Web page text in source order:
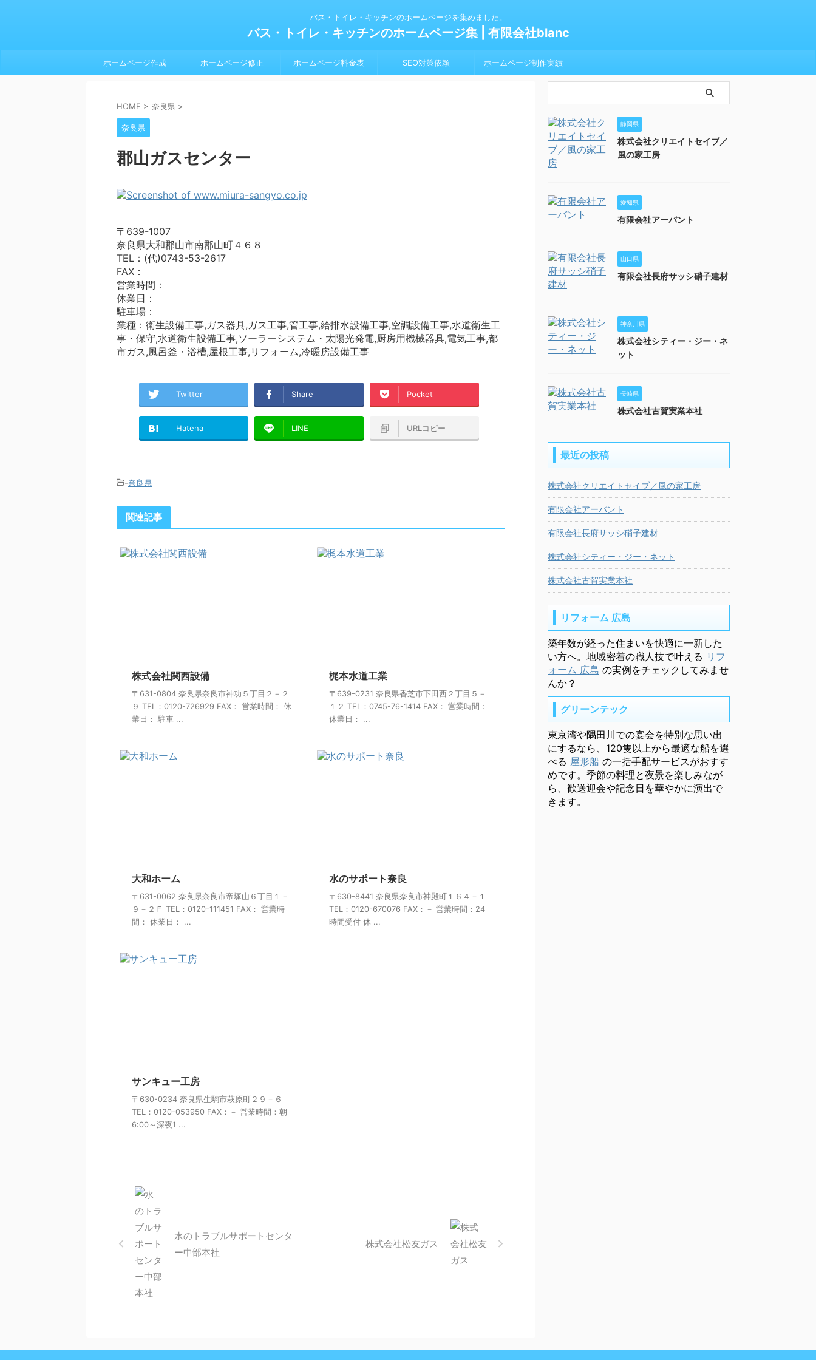
バス・トイレ・キッチンのホームページを集めました。
バス・トイレ・キッチンのホームページ集 | 有限会社blanc
ホームページ作成 ホームページ修正 ホームページ料金表 SEO対策依頼 ホームページ制作実績
HOME > 奈良県 >
奈良県
郡山ガスセンター
〒639-1007
奈良県大和郡山市南郡山町４６８
TEL：(代)0743-53-2617
FAX：
営業時間：
休業日：
駐車場：
業種：衛生設備工事,ガス器具,ガス工事,管工事,給排水設備工事,空調設備工事,水道衛生工
事・保守,水道衛生設備工事,ソーラーシステム・太陽光発電,厨房用機械器具,電気工事,都
市ガス,風呂釜・浴槽,屋根工事,リフォーム,冷暖房設備工事
Twitter Share Pocket
Hatena LINE URLコピー
-奈良県
関連記事
株式会社関西設備
〒631-0804 奈良県奈良市神功５丁目２－２
９ TEL：0120-726929 FAX： 営業時間： 休
業日： 駐車 ...
梶本水道工業
〒639-0231 奈良県香芝市下田西２丁目５－
１２ TEL：0745-76-1414 FAX： 営業時間：
休業日： ...
大和ホーム
〒631-0062 奈良県奈良市帝塚山６丁目１－
９－２Ｆ TEL：0120-111451 FAX： 営業時
間： 休業日： ...
水のサポート奈良
〒630-8441 奈良県奈良市神殿町１６４－１
TEL：0120-670076 FAX：－ 営業時間：24
時間受付 休 ...
サンキュー工房
〒630-0234 奈良県生駒市萩原町２９－６
TEL：0120-053950 FAX：－ 営業時間：朝
6:00～深夜1 ...
水のトラブルサポートセンタ
ー中部本社
株式会社松友ガス
静岡県
株式会社クリエイトセイブ／
風の家工房
愛知県
有限会社アーバント
山口県
有限会社長府サッシ硝子建材
神奈川県
株式会社シティー・ジー・ネ
ット
長崎県
株式会社古賀実業本社
最近の投稿
株式会社クリエイトセイブ／風の家工房
有限会社アーバント
有限会社長府サッシ硝子建材
株式会社シティー・ジー・ネット
株式会社古賀実業本社
リフォーム 広島
築年数が経った住まいを快適に一新した
い方へ。地域密着の職人技で叶える リフ
ォーム 広島 の実例をチェックしてみませ
んか？
グリーンテック
東京湾や隅田川での宴会を特別な思い出
にするなら、120隻以上から最適な船を選
べる 屋形船 の一括手配サービスがおすす
めです。季節の料理と夜景を楽しみなが
ら、歓送迎会や記念日を華やかに演出で
きます。